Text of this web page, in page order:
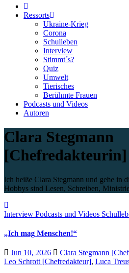
Ressorts
Ukraine-Krieg
Corona
Schulleben
Interview
Stimmt´s?
Quiz
Umwelt
Tierisches
Berühmte Frauen
Podcasts und Videos
Autoren
Clara Stegmann
[Chefredakteurin]
Ich heiße Clara Stegmann und gehe in
Hobbys sind Lesen, Schreiben,
Interview Podcasts und Videos
„Ich mag Menschen!“
Jun 10, 2026 Clara Stegmann
Leo Schrott [Chefredakteur], Luca